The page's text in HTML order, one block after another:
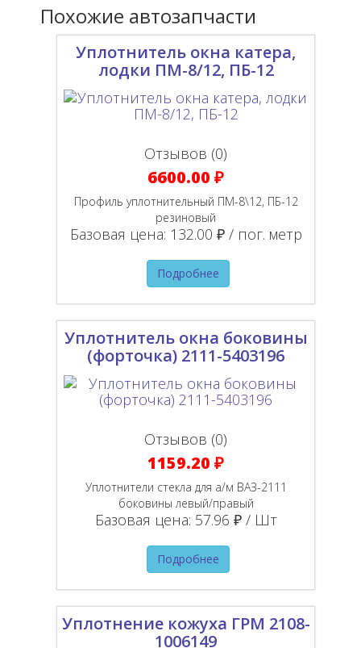
Похожие автозапчасти
Уплотнитель окна катера,
лодки ПМ-8/12, ПБ-12
Отзывов (0)
6600.00 ₽
Профиль уплотнительный ПМ-8\12, ПБ-12
резиновый
Базовая цена: 132.00 ₽ / пог. метр
Подробнее
Уплотнитель окна боковины
(форточка) 2111-5403196
Отзывов (0)
1159.20 ₽
Уплотнители стекла для а/м ВАЗ-2111
боковины левый/правый
Базовая цена: 57.96 ₽ / Шт
Подробнее
Уплотнение кожуха ГРМ 2108-
1006149